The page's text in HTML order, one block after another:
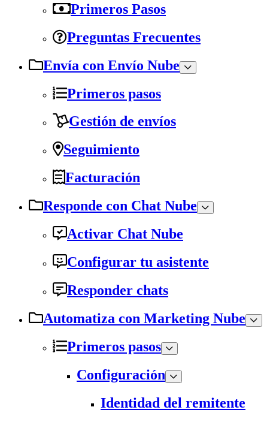
Primeros Pasos
Preguntas Frecuentes
Envía con Envío Nube
Primeros pasos
Gestión de envíos
Seguimiento
Facturación
Responde con Chat Nube
Activar Chat Nube
Configurar tu asistente
Responder chats
Automatiza con Marketing Nube
Primeros pasos
Configuración
Identidad del remitente